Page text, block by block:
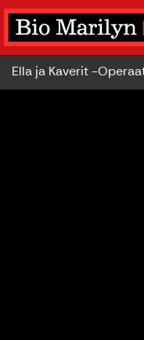
Ella ja Kaverit -